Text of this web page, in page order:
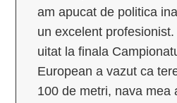
am apucat de politica
un excelent
uitat la finala
European a vazut ca
100 de metri, nava mea